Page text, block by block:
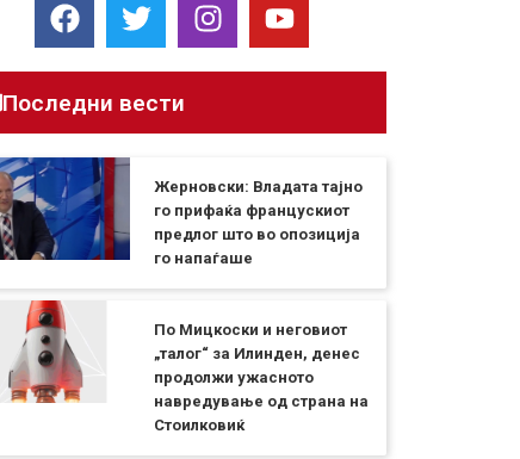
Последни вести
Жерновски: Владата тајно
го прифаќа францускиот
предлог што во опозиција
го напаѓаше
По Мицкоски и неговиот
„талог“ за Илинден, денес
продолжи ужасното
навредување од страна на
Стоилковиќ